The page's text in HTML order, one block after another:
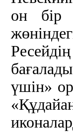
он бір
үшін»